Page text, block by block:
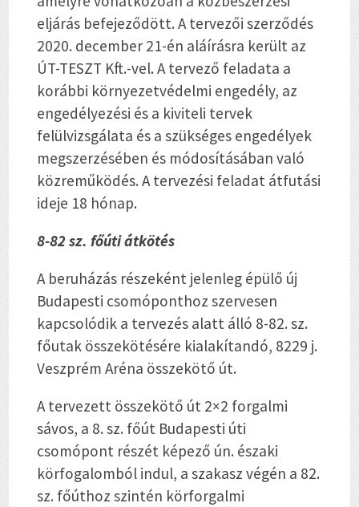
eljárás befejeződött. A tervezői szerződés
2020. december 21-én aláírásra került az
ÚT-TESZT Kft.-vel. A tervező feladata a
korábbi környezetvédelmi engedély, az
engedélyezési és a kiviteli tervek
felülvizsgálata és a szükséges engedélyek
megszerzésében és módosításában való
közreműködés. A tervezési feladat átfutási
ideje 18 hónap.
8-82 sz. főúti átkötés
A beruházás részeként jelenleg épülő új
Budapesti csomóponthoz szervesen
kapcsolódik a tervezés alatt álló 8-82. sz.
főutak összekötésére kialakítandó, 8229 j.
Veszprém Aréna összekötő út.
A tervezett összekötő út 2×2 forgalmi
sávos, a 8. sz. főút Budapesti úti
csomópont részét képező ún. északi
körfogalomból indul, a szakasz végén a 82.
sz. főúthoz szintén körforgalmi